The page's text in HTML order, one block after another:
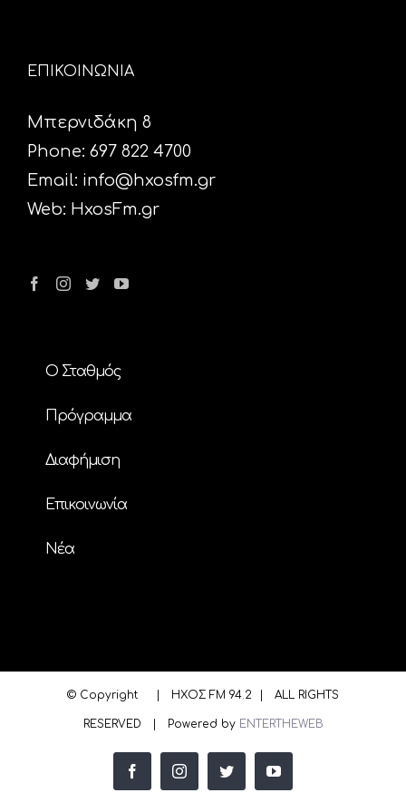
ΕΠΙΚΟΙΝΩΝΙΑ
Μπερνιδάκη 8
Phone: 697 822 4700
Email: info@hxosfm.gr
Web: HxosFm.gr
Ο Σταθμός
Πρόγραμμα
Διαφήμιση
Επικοινωνία
Nέα
© Copyright | ΗΧΟΣ FM 94.2 | ALL RIGHTS
RESERVED | Powered by ENTERTHEWEB
facebookinstagramtwitter youtube